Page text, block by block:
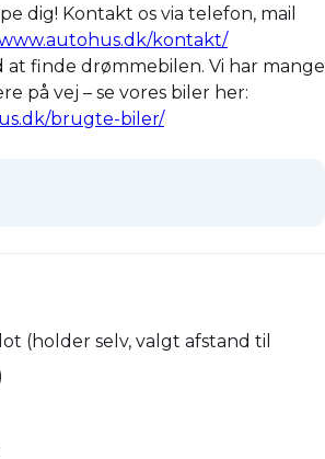
dig! Kontakt os via telefon, mail
kontakt/
finde drømmebilen. Vi har mange
på vej – se vores biler her:
brugte-biler/
(holder selv, valgt afstand til